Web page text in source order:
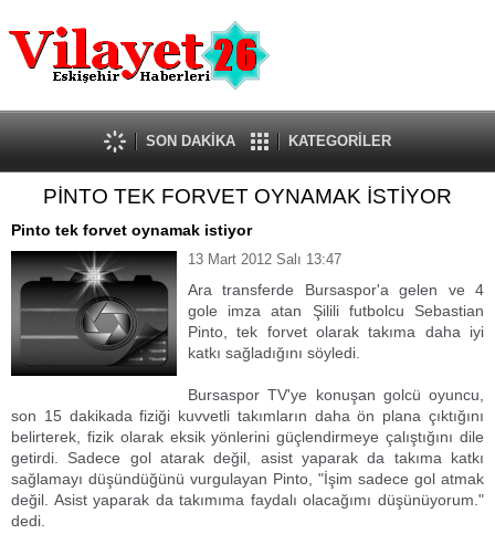
Güncel
Ekonomi
Politika
Eğitim
Spor
Kültür-Sanat
Dünya
Röportaj
Tanıtım Yazısı
SON DAKİKA KATEGORİLER
PİNTO TEK FORVET OYNAMAK İSTİYOR
Pinto tek forvet oynamak istiyor
13 Mart 2012 Salı 13:47
Ara transferde Bursaspor'a gelen ve 4
gole imza atan Şilili futbolcu Sebastian
Pinto, tek forvet olarak takıma daha iyi
katkı sağladığını söyledi.
Bursaspor TV'ye konuşan golcü oyuncu,
son 15 dakikada fiziği kuvvetli takımların daha ön plana çıktığını
belirterek, fizik olarak eksik yönlerini güçlendirmeye çalıştığını dile
getirdi. Sadece gol atarak değil, asist yaparak da takıma katkı
sağlamayı düşündüğünü vurgulayan Pinto, "İşim sadece gol atmak
değil. Asist yaparak da takımıma faydalı olacağımı düşünüyorum."
dedi.